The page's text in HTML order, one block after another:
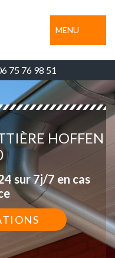
MENU
75 76 98 51
HOFFEN
sur 7j/7 en cas